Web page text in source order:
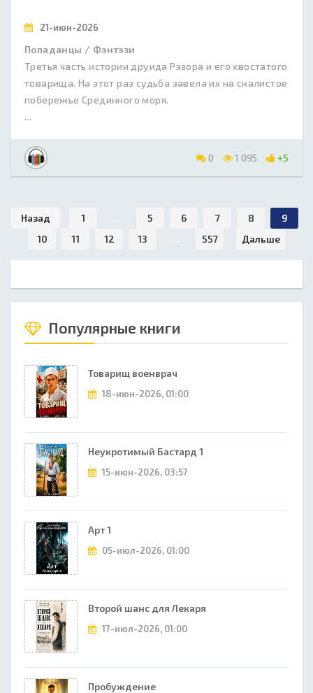
21-июн-2026
Попаданцы / Фэнтэзи
Третья часть истории друида Рэзора и его хвостатого
товарища. На этот раз судьба завела их на скалистое
побережье Срединного моря.
...
0 1 095 +5
Назад 1 5 6 7 8
9
10
11 12 13 557 Дальше
Популярные книги
Товарищ военврач
18-июн-2026, 01:00
Неукротимый Бастард 1
15-июн-2026, 03:57
Арт 1
05-июл-2026, 01:00
Второй шанс для Лекаря
17-июл-2026, 01:00
Пробуждение